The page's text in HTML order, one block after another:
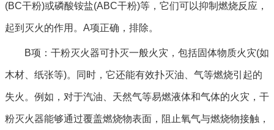
(BC干粉)或磷酸铵盐(ABC干粉)等，它们可以抑制燃烧反应，
起到灭火的作用。A项正确，排除。
B项：干粉灭火器可扑灭一般火灾，包括固体物质火灾(如
木材、纸张等)。同时，它还能有效扑灭油、气等燃烧引起的
失火。例如，对于汽油、天然气等易燃液体和气体的火灾，干
粉灭火器能够通过覆盖燃烧物表面，阻止氧气与燃烧物接触，